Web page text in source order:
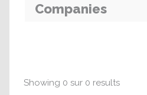
Showing 0 sur 0 results
Companies